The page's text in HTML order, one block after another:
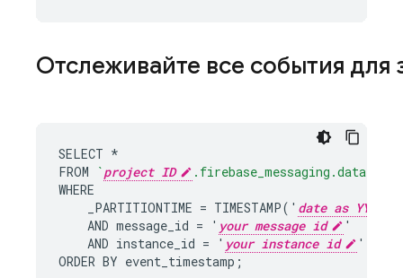
Отслеживайте все события
SELECT *
FROM
`project ID
.firebase_messaging.data`
WHERE
    _PARTITIONTIME = TIMESTAMP('
date as YYYY-
    AND message_id = '
your message id
'
    AND instance_id = '
your instance id
'
ORDER BY event_timestamp;